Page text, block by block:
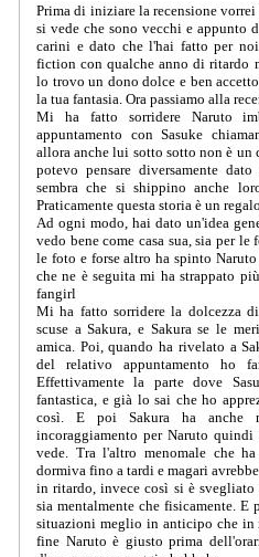
Prima di iniziare la recensione
si vede che sono vecchi e appunto
carini e dato che l'hai fatto per
fiction con qualche anno di ritardo
lo trovo un dono dolce e ben
la tua fantasia. Ora passiamo alla
Mi ha fatto sorridere Naruto
appuntamento con Sasuke
allora anche lui sotto sotto non è
potevo pensare diversamente
sembra che si shippino anche
Praticamente questa storia è un
Ad ogni modo, hai dato un'idea
vedo bene come casa sua, sia per
le foto e forse altro ha spinto
che ne è seguita mi ha strappato
fangirl
Mi ha fatto sorridere la dolcezza
scuse a Sakura, e Sakura se le
amica. Poi, quando ha rivelato a
del relativo appuntamento ho
Effettivamente la parte dove
fantastica, e già lo sai che ho
così. E poi Sakura ha anche
incoraggiamento per Naruto
vede. Tra l'altro menomale che
dormiva fino a tardi e magari
in ritardo, invece così si è svegliato
sia mentalmente che fisicamente. E
situazioni meglio in anticipo che in
fine Naruto è giusto prima